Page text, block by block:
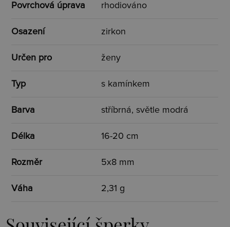
Povrchová úprava rhodiováno
Osazení zirkon
Určen pro ženy
Typ s kamínkem
Barva stříbrná, světle modrá
Délka 16-20 cm
Rozměr 5x8 mm
Váha 2,31 g